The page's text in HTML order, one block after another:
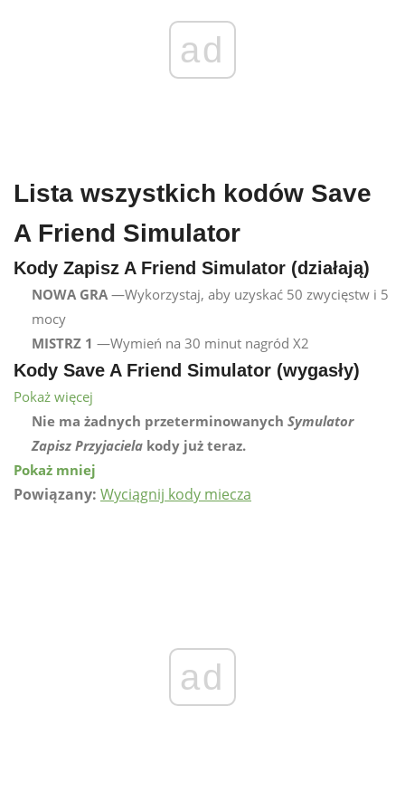
ad
Lista wszystkich kodów Save
A Friend Simulator
Kody Zapisz A Friend Simulator (działają)
NOWA GRA—Wykorzystaj, aby uzyskać 50 zwycięstw i 5
mocy
MISTRZ 1 —Wymień na 30 minut nagród X2
Kody Save A Friend Simulator (wygasły)
Pokaż więcej
Nie ma żadnych przeterminowanych Symulator
Zapisz Przyjaciela kody już teraz.
Pokaż mniej
Powiązany: Wyciągnij kody miecza
ad